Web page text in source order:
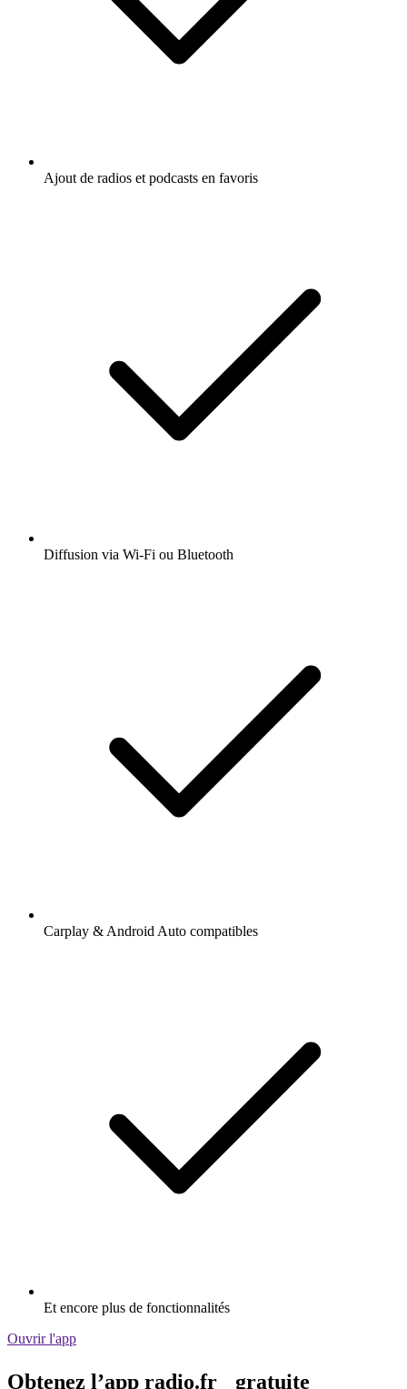
Ajout de radios et podcasts en favoris
Diffusion via Wi-Fi ou Bluetooth
Carplay & Android Auto compatibles
Et encore plus de fonctionnalités
Ouvrir l'app
Obtenez l’app radio.fr gratuite